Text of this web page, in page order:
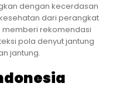
dengan kecerdasan
dari perangkat
memberi rekomendasi
pola denyut jantung
jantung.